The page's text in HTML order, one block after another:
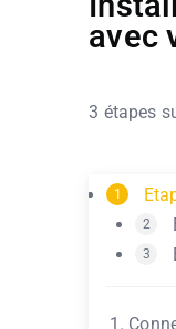
avec
3 étapes
1
2
3